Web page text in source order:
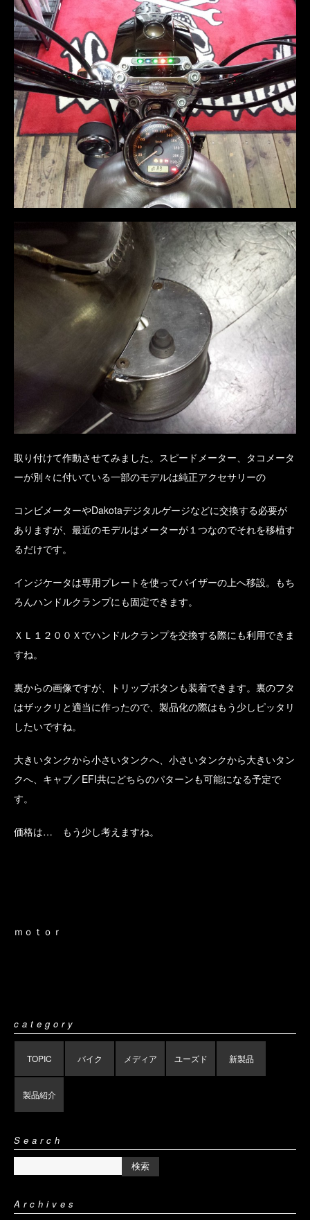
取り付けて作動させてみました。スピードメーター、タコメータ
ーが別々に付いている一部のモデルは純正アクセサリーの
コンビメーターやDakotaデジタルゲージなどに交換する必要が
ありますが、最近のモデルはメーターが１つなのでそれを移植す
るだけです。
インジケータは専用プレートを使ってバイザーの上へ移設。もち
ろんハンドルクランプにも固定できます。
ＸＬ１２００Ｘでハンドルクランプを交換する際にも利用できま
すね。
裏からの画像ですが、トリップボタンも装着できます。裏のフタ
はザックリと適当に作ったので、製品化の際はもう少しピッタリ
したいですね。
大きいタンクから小さいタンクへ、小さいタンクから大きいタン
クへ、キャブ／EFI共にどちらのパターンも可能になる予定で
す。
価格は… もう少し考えますね。
ｍｏｔｏｒ
category
TOPIC バイク メディア ユーズド 新製品
製品紹介
Search
Archives